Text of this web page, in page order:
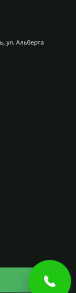
ул. Альберта